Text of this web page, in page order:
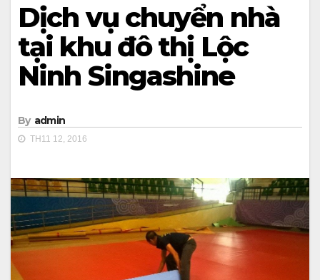
Dịch vụ chuyển nhà
tại khu đô thị Lộc
Ninh Singashine
By admin
TH11 12, 2016